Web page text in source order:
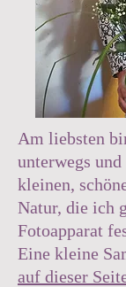
Am liebsten
unterwegs
kleinen,
Natur, die ich
Fotoapparat
Eine kleine
auf dieser